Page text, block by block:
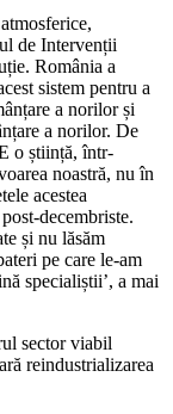
de Intervenții
România a
sistem pentru a
a norilor și
a norilor. De
o știință, într-
noastră, nu în
acestea
decembriste.
și nu lăsăm
pe care le-am
specialiștii’, a mai
sector viabil
reindustrializarea